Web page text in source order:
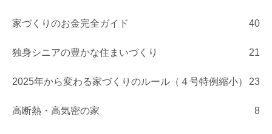
家づくりのお金完全ガイド 40
独身シニアの豊かな住まいづくり 21
2025年から変わる家づくりのルール（４号特例縮小） 23
高断熱・高気密の家 8